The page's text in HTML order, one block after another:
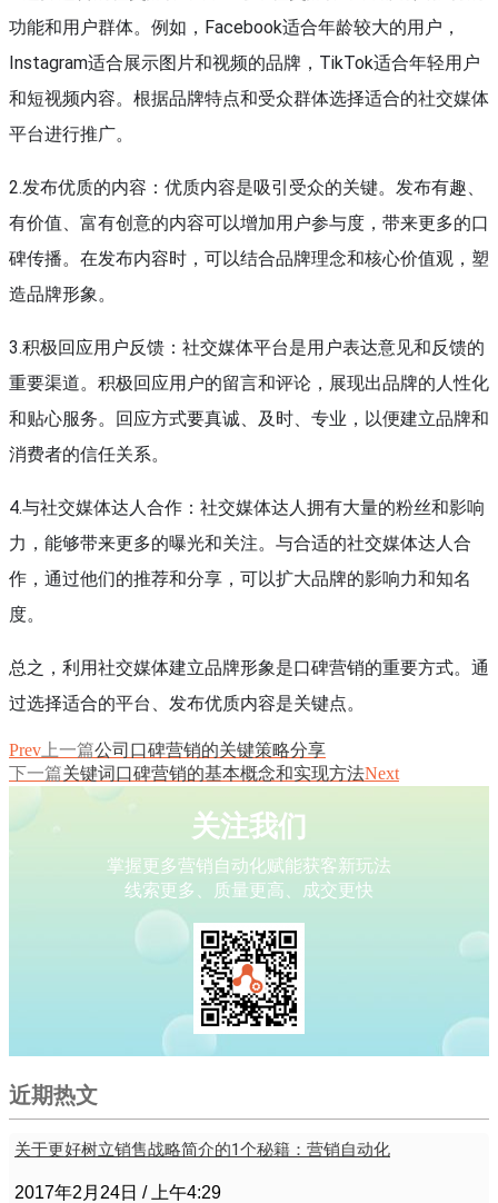
功能和用户群体。例如，Facebook适合年龄较大的用户，
Instagram适合展示图片和视频的品牌，TikTok适合年轻用户
和短视频内容。根据品牌特点和受众群体选择适合的社交媒体
平台进行推广。
2.发布优质的内容：优质内容是吸引受众的关键。发布有趣、
有价值、富有创意的内容可以增加用户参与度，带来更多的口
碑传播。在发布内容时，可以结合品牌理念和核心价值观，塑
造品牌形象。
3.积极回应用户反馈：社交媒体平台是用户表达意见和反馈的
重要渠道。积极回应用户的留言和评论，展现出品牌的人性化
和贴心服务。回应方式要真诚、及时、专业，以便建立品牌和
消费者的信任关系。
4.与社交媒体达人合作：社交媒体达人拥有大量的粉丝和影响
力，能够带来更多的曝光和关注。与合适的社交媒体达人合
作，通过他们的推荐和分享，可以扩大品牌的影响力和知名
度。
总之，利用社交媒体建立品牌形象是口碑营销的重要方式。通
过选择适合的平台、发布优质内容是关键点。
Prev 上一篇公司口碑营销的关键策略分享
下一篇关键词口碑营销的基本概念和实现方法Next
关注我们
掌握更多营销自动化赋能获客新玩法
线索更多、质量更高、成交更快
近期热文
关于更好树立销售战略简介的1个秘籍：营销自动化
2017年2月24日 上午4:29